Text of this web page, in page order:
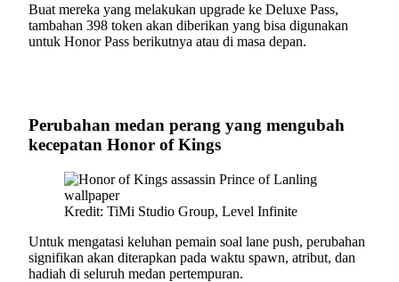
Buat mereka yang melakukan upgrade ke Deluxe Pass,
tambahan 398 token akan diberikan yang bisa digunakan
untuk Honor Pass berikutnya atau di masa depan.
Perubahan medan perang yang mengubah
kecepatan Honor of Kings
Kredit: TiMi Studio Group, Level Infinite
Untuk mengatasi keluhan pemain soal lane push, perubahan
signifikan akan diterapkan pada waktu spawn, atribut, dan
hadiah di seluruh medan pertempuran.